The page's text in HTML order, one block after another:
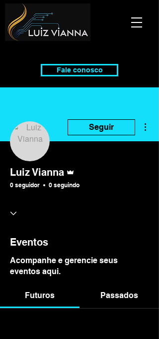
Fale conosco
Seguir
Luiz Vianna
0 seguidor 0 seguindo
Eventos
Acompanhe e gerencie seus
eventos aqui.
Futuros Passados